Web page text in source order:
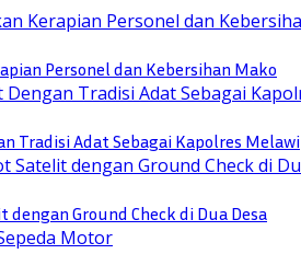
Personel dan Kebersihan Mako
Tradisi Adat Sebagai Kapolres Melawi
Ground Check di Dua Desa